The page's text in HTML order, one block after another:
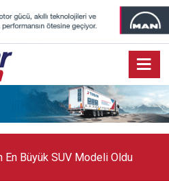
En Büyük SUV Modeli Oldu